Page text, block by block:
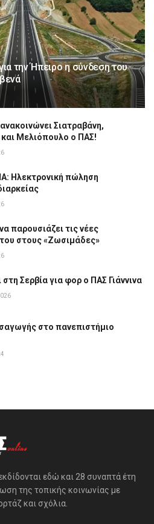
την Ήπειρο η σύνδεση του
Σιατραβάνη,
Μελιόπουλο ο ΠΑΣ!
Hλεκτρονική πώληση
παρουσιάζει τις νέες
στους «Ζωσιμάδες»
στη Σερβία για φορ ο ΠΑΣ Γιάννινα
στο πανεπιστήμιο
εδώ και 28 συναπτά έτη
της τοπικής κοινωνίας με
και σχόλια.